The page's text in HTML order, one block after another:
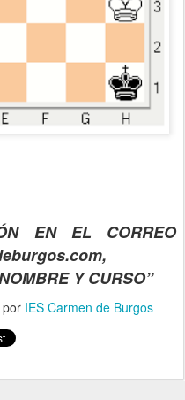
EN EL CORREO
Y CURSO”
por IES Carmen de Burgos